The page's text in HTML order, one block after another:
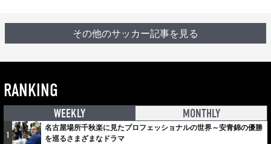
その他のサッカー記事を見る
RANKING
WEEKLY MONTHLY
1
名古屋場所千秋楽に見たプロフェッショナルの世界～安青錦の優勝
を巡るさまざまなドラマ